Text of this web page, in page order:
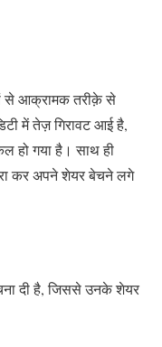
से आक्रामक तरीक़े से
में तेज़ गिरावट आई है,
हो गया है। साथ ही
कर अपने शेयर बेचने लगे
दी है, जिससे उनके शेयर